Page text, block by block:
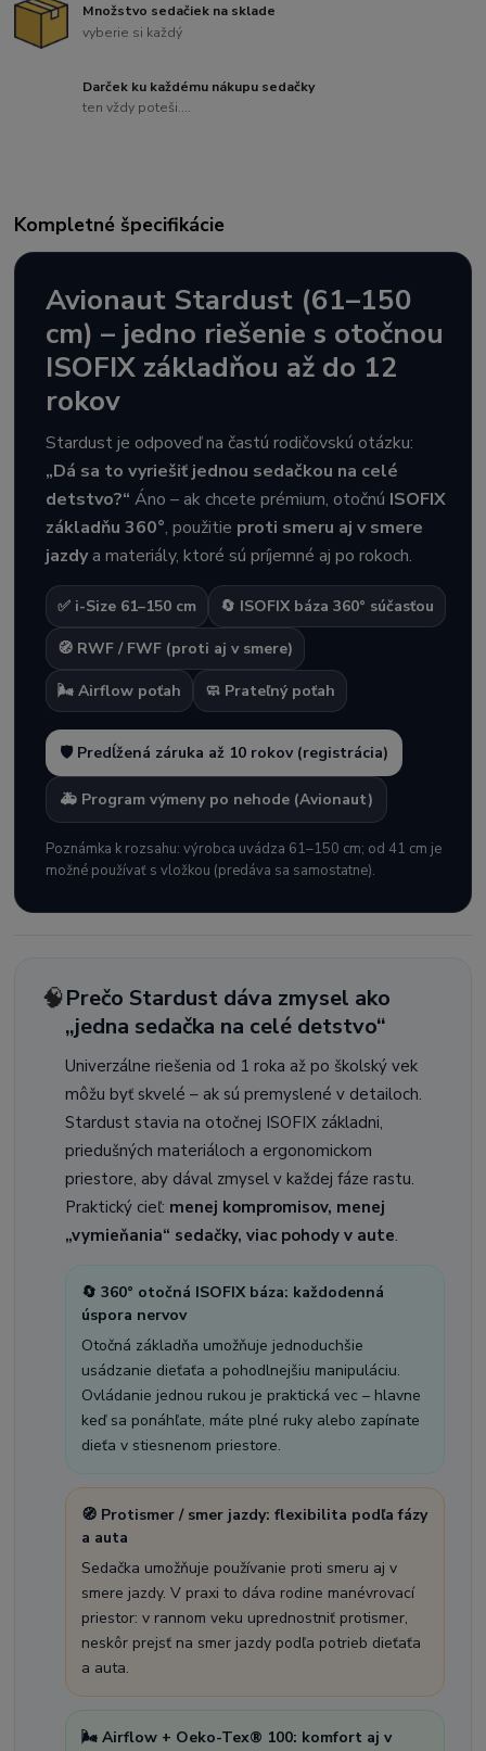
Množstvo sedačiek na sklade
vyberie si každý
Darček ku každému nákupu sedačky
ten vždy poteši....
Kompletné špecifikácie
Avionaut Stardust (61–150
cm) – jedno riešenie s otočnou
ISOFIX základňou až do 12
rokov
Stardust je odpoveď na častú rodičovskú otázku:
„Dá sa to vyriešiť jednou sedačkou na celé
detstvo?“ Áno – ak chcete prémium, otočnú ISOFIX
základňu 360°, použitie proti smeru aj v smere
jazdya materiály, ktoré sú príjemné aj po rokoch.
✅ i-Size 61–150 cm 🔄 ISOFIX báza 360° súčasťou
🧭 RWF / FWF (proti aj v smere)
🌬️ Airflow poťah 🧼 Prateľný poťah
🛡️ Predĺžená záruka až 10 rokov (registrácia)
🚑 Program výmeny po nehode (Avionaut)
Poznámka k rozsahu: výrobca uvádza 61–150 cm; od 41 cm je
možné používať s vložkou (predáva sa samostatne).
🧠Prečo Stardust dáva zmysel ako
„jedna sedačka na celé detstvo“
Univerzálne riešenia od 1 roka až po školský vek
môžu byť skvelé – ak sú premyslené v detailoch.
Stardust stavia na otočnej ISOFIX základni,
priedušných materiáloch a ergonomickom
priestore, aby dával zmysel v každej fáze rastu.
Praktický cieľ: menej kompromisov, menej
„vymieňania“ sedačky, viac pohody v aute.
🔄 360° otočná ISOFIX báza: každodenná
úspora nervov
Otočná základňa umožňuje jednoduchšie
usádzanie dieťaťa a pohodlnejšiu manipuláciu.
Ovládanie jednou rukou je praktická vec – hlavne
keď sa ponáhľate, máte plné ruky alebo zapínate
dieťa v stiesnenom priestore.
🧭 Protismer / smer jazdy: flexibilita podľa fázy
a auta
Sedačka umožňuje používanie proti smeru aj v
smere jazdy. V praxi to dáva rodine manévrovací
priestor: v rannom veku uprednostniť protismer,
neskôr prejsť na smer jazdy podľa potrieb dieťaťa
a auta.
🌬️ Airflow + Oeko-Tex® 100: komfort aj v